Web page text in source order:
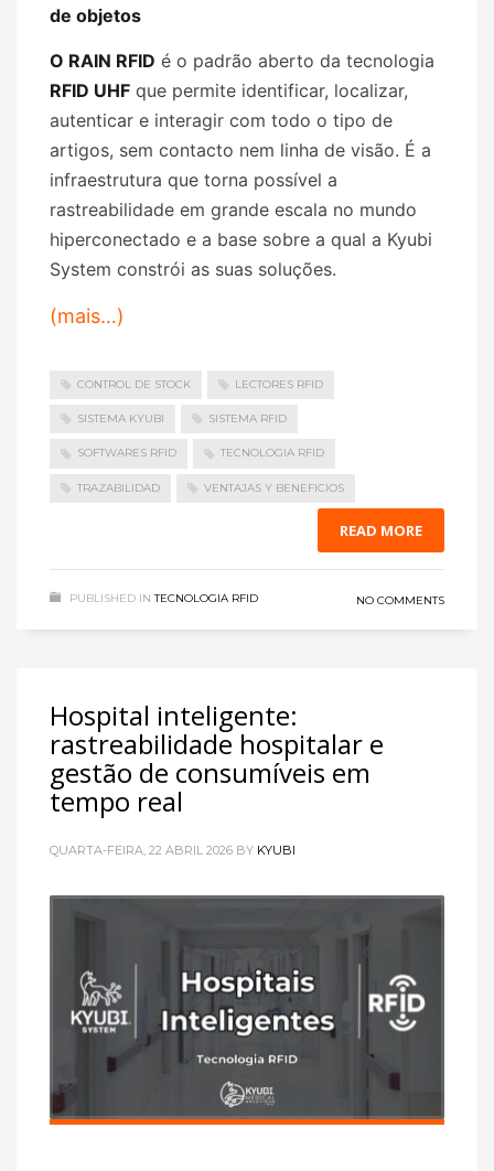
de objetos
O RAIN RFID é o padrão aberto da tecnologia
RFID UHF que permite identificar, localizar,
autenticar e interagir com todo o tipo de
artigos, sem contacto nem linha de visão. É a
infraestrutura que torna possível a
rastreabilidade em grande escala no mundo
hiperconectado e a base sobre a qual a Kyubi
System constrói as suas soluções.
(mais…)
CONTROL DE STOCK LECTORES RFID
SISTEMA KYUBI SISTEMA RFID
SOFTWARES RFID TECNOLOGIA RFID
TRAZABILIDAD VENTAJAS Y BENEFICIOS
READ MORE
PUBLISHED IN TECNOLOGIA RFID NO COMMENTS
Hospital inteligente:
rastreabilidade hospitalar e
gestão de consumíveis em
tempo real
QUARTA-FEIRA, 22 ABRIL 2026 BY KYUBI